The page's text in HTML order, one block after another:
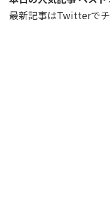
最新記事はTwitterで